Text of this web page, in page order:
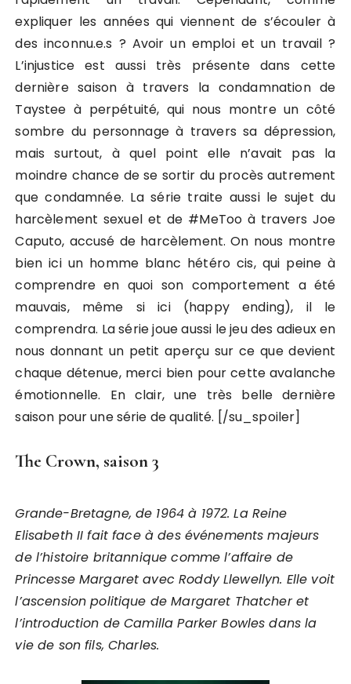
expliquer les années qui viennent de s’écouler à
des inconnu.e.s ? Avoir un emploi et un travail ?
L’injustice est aussi très présente dans cette
dernière saison à travers la condamnation de
Taystee à perpétuité, qui nous montre un côté
sombre du personnage à travers sa dépression,
mais surtout, à quel point elle n’avait pas la
moindre chance de se sortir du procès autrement
que condamnée. La série traite aussi le sujet du
harcèlement sexuel et de #MeToo à travers Joe
Caputo, accusé de harcèlement. On nous montre
bien ici un homme blanc hétéro cis, qui peine à
comprendre en quoi son comportement a été
mauvais, même si ici (happy ending), il le
comprendra. La série joue aussi le jeu des adieux en
nous donnant un petit aperçu sur ce que devient
chaque détenue, merci bien pour cette avalanche
émotionnelle. En clair, une très belle dernière
saison pour une série de qualité. [/su_spoiler]
The Crown, saison 3
Grande-Bretagne, de 1964 à 1972. La Reine
Elisabeth II fait face à des événements majeurs
de l’histoire britannique comme l’affaire de
Princesse Margaret avec Roddy Llewellyn. Elle voit
l’ascension politique de Margaret Thatcher et
l’introduction de Camilla Parker Bowles dans la
vie de son fils, Charles.